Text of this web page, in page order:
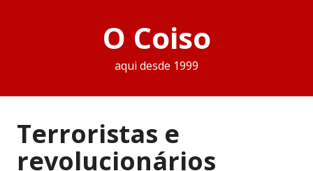
O Coiso
aqui desde 1999
Terroristas e
revolucionários